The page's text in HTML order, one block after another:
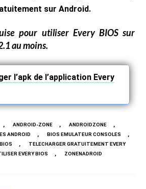
sur Android.
pour utiliser Every BIOSsur
au moins.
l’apk de l’application Every
, ANDROID-ZONE , ANDROIDZONE ,
ANDROID , BIOS EMULATEUR CONSOLES ,
,
TELECHARGER GRATUITEMENT EVERY
EVERY BIOS , ZONENADROID